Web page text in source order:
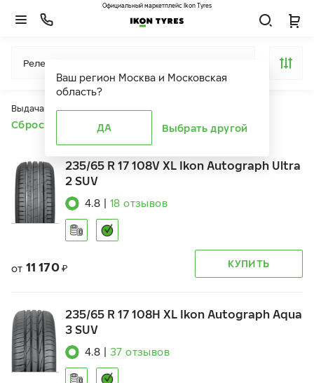
Ваш регион Москва и Московская
область?
ДА Выбрать другой
Официальный маркетплейс Ikon Tyres
Релевантность
Выдача продуктов ограничена действием фильтров
Сбросить все фильтры
235/65 R 17 108V XL Ikon Autograph Ultra
2 SUV
4.8 18 отзывов
от 11 170 ₽ КУПИТЬ
235/65 R 17 108H XL Ikon Autograph Aqua
3 SUV
4.8 37 отзывов